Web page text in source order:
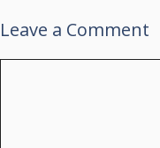
e
Leave a Comment